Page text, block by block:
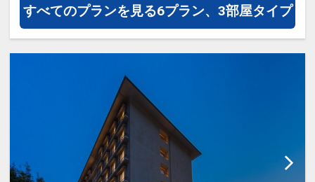
すべてのプランを見る6プラン、3部屋タイプ